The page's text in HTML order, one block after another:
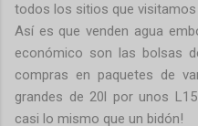
todos los sitios que visitamos
Así es que venden agua
económico son las bolsas
compras en paquetes de
grandes de 20l por unos
casi lo mismo que un bidón!